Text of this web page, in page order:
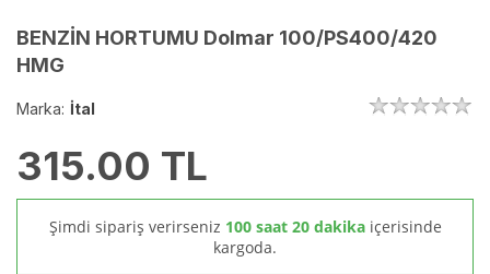
BENZİN HORTUMU Dolmar 100/PS400/420
HMG
Marka: İtal
315.00 TL
Şimdi sipariş verirseniz 100 saat 20 dakika içerisinde
kargoda.